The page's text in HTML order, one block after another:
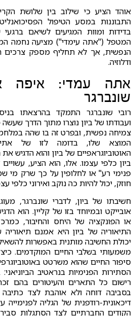
אוהד הציע כי שילוב בין שלושת
התבוננות במסע הטיפול
בדידות ומוות המגיעים לשיאם ברגעי
המטפל ("אתה עימדי") מציעה נחמה
הנפשית, אך לא תחליף מספק צרכים
ודלוזיה.
אתה עמדי: איפה
שונברגר
רובי שונברגר התמקד בהרצאתו
ועבודתו של ביון נוצרו מתוך הדרך
צמיחה נפשית, ובפרט זה בו שהה
המוצא שלו, בדומה לזו של אתי
האוטוביוגראפיים של ביון והוא הדגיש
ביון כלפי עצמו. אלו, הוא הציע,
פנימי רע" או לחלופין על כך שרק מי
חוזק, יכול להיות כה נוקב ואירוני כלפי
חשיבתו של ביון, לדברי שונברגר,
אובייקט ובמיוחד בזו של קליין. הוא
או הפונקציה של היחס והחיבור,
התיאוריה של ביון היא אמנם
יכולת החשיבה מותנית באפשרות
משמעותי בשלבי החיים המוקדמים.
סיפור החיים שהוא משרטט
הסתירות הפנימיות בנראטיב
רישום כל התארים והעיטורים בהם
בסביבה דוחה ולא אוהבת לצד כתיבה
דיכאונית-רודפנית של הגליה
הקודים החברתיים לצד הסתגלות